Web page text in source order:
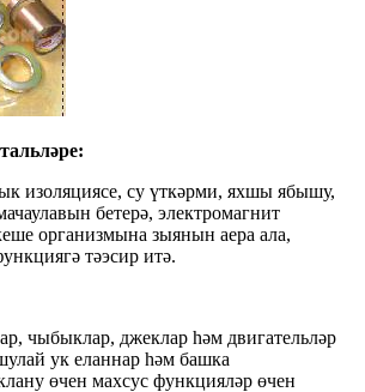
:
изоляциясе, су үткәрми, яхшы ябышу,
бетерә, электромагнит
организмына зыянын аера ала,
тәэсир итә.
чыбыклар, джеклар һәм двигательләр
ук ​​еланнар һәм башка
өчен махсус функцияләр өчен